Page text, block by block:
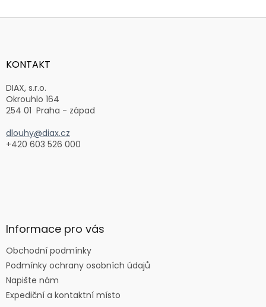
Z
aKONTAKT
DIAX, s.r.o.
Okrouhlo 164
254 01 Praha - západ
dlouhy@diax.cz
+420 603 526 000
Informace pro vás
Obchodní podmínky
Podmínky ochrany osobních údajů
Napište nám
Expediční a kontaktní místo